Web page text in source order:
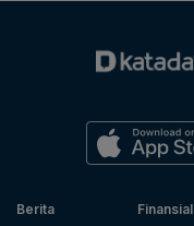
Berita
Finansial